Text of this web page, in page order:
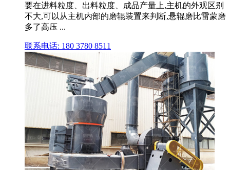
要在进料粒度、出料粒度、成品产量上,主机的外观区别
不大,可以从主机内部的磨辊装置来判断,悬辊磨比雷蒙磨
多了高压 ...
联系电话: 180 3780 8511